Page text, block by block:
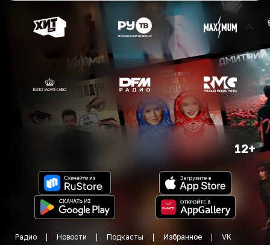
12+
Радио Новости Подкасты Избранное VK